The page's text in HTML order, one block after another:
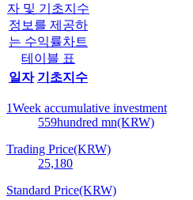
자 및 기초지수
정보를 제공하
는 수익률차트
테이블 표
일자 기초지수
1Week accumulative investment
559hundred mn(KRW)
Trading Price(KRW)
25,180
Standard Price(KRW)